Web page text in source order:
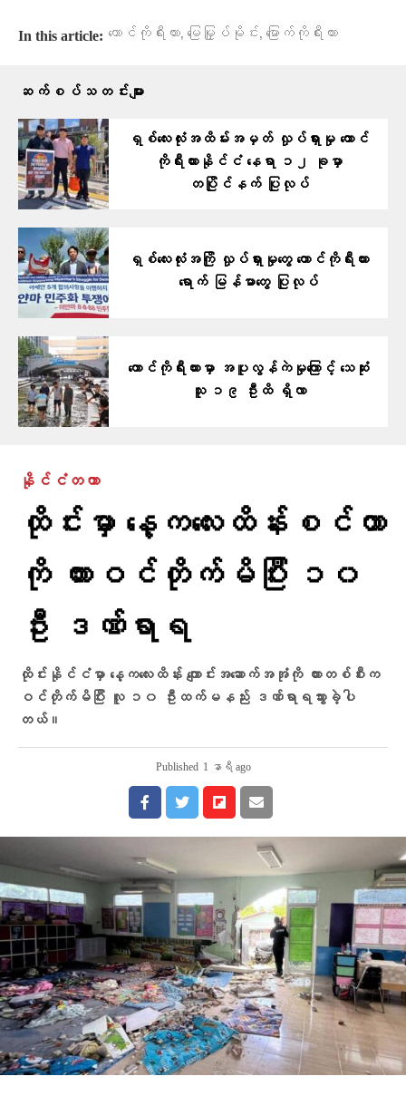
In this article: တောင်ကိုရီးယား, မြေမြှုပ်မိုင်း, မြောက်ကိုရီးယား
ဆက်စပ်သတင်းများ
ရှစ်လေးလုံးအထိမ်းအမှတ် လှုပ်ရှားမှု တောင်
ကိုရီးယားနိုင်ငံ နေရာ ၁၂ ခုမှာ
တပြိုင်နက် ပြုလုပ်
ရှစ်လေးလုံးအကြို လှုပ်ရှားမှုတွေ တောင်ကိုရီးယား
ရောက် မြန်မာတွေ ပြုလုပ်
တောင်ကိုရီးယားမှာ အပူလွန်ကဲမှုကြောင့် သေဆုံး
သူ ၁၉ ဦးထိ ရှိလာ
နိုင်ငံတကာ
ထိုင်းမှာ နေ့ကလေးထိန်းစင်တာ
ကို ကားဝင်တိုက်မိပြီး ၁၀
ဦး ဒဏ်ရာရ
ထိုင်းနိုင်ငံမှာ နေ့ကလေးထိန်း ကျောင်းအဆောက်အအုံကို ကားတစ်စီးက
ဝင်တိုက်မိပြီး လူ ၁၀ ဦးထက်မနည်း ဒဏ်ရာရသွားခဲ့ပါ
တယ်။
Published 1 နာရီ ago